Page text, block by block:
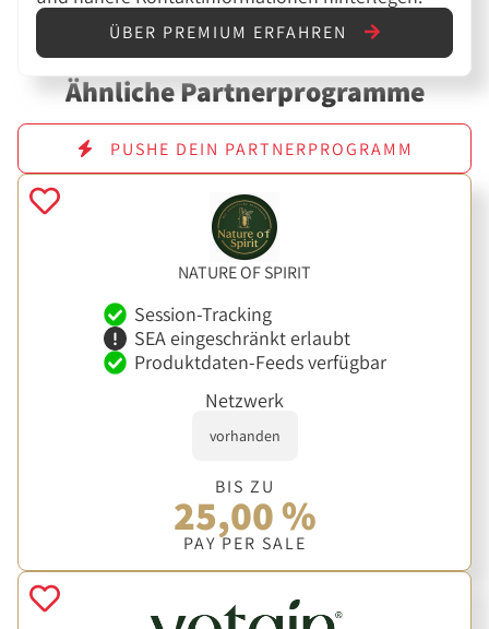
ÜBER PREMIUM ERFAHREN
Ähnliche Partnerprogramme
PUSHE DEIN PARTNERPROGRAMM
NATURE OF SPIRIT
Session-Tracking
SEA eingeschränkt erlaubt
Produktdaten-Feeds verfügbar
Netzwerk
vorhanden
BIS ZU
25,00 %
PAY PER SALE